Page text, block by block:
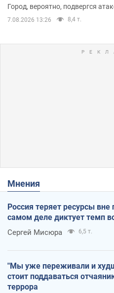
Город, вероятно, подвергся
7.08.2026 13:26 8,4 т.
Мнения
Россия теряет ресурсы вне
самом деле диктует темп
Сергей Мисюра 6,5 т.
"Мы уже переживали и
стоит поддаваться
террора